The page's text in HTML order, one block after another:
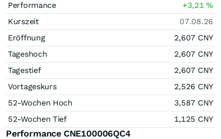
Performance
+3,21%
Kurszeit
07.08.26
Eröffnung
2,607 CNY
Tageshoch
2,607 CNY
Tagestief
2,607 CNY
Vortageskurs
2,526 CNY
52-Wochen Hoch
3,587 CNY
52-Wochen Tief
1,125 CNY
Performance CNE100006QC4